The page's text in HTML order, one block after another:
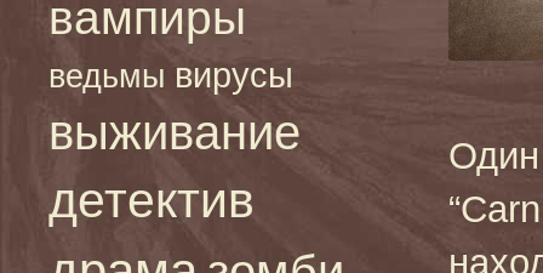
вампиры
ведьмы вирусы
выживание
детектив
Один